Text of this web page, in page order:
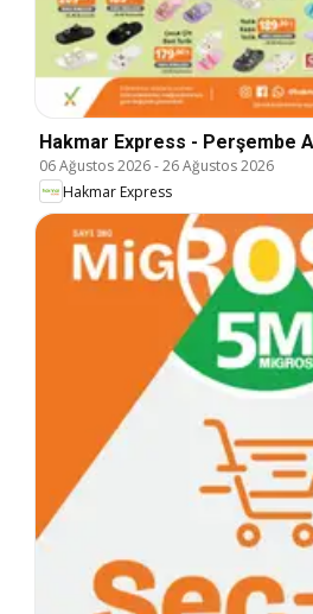
Hakmar Express - Perşembe
06 Ağustos 2026-26 Ağustos 2026
Hakmar Express